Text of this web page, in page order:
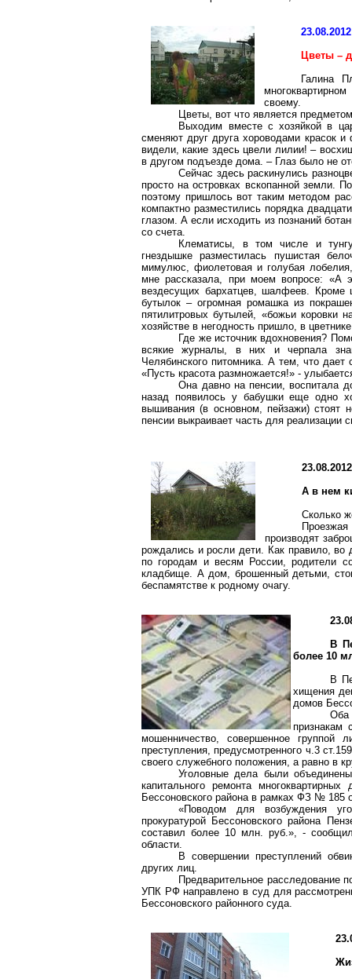
23.08.2012
Цветы –
Галина
своему.
Цветы, вот что является
Выходим вместе с хозяйкой в
сменяют друг друга хороводами красок
видели, какие здесь цвели лилии! –
в другом подъезде дома. – Глаз было не
Сейчас здесь раскинулись
просто на островках вскопанной земли.
поэтому пришлось вот таким методом
компактно разместились порядка
глазом. А если исходить из познаний
со счета.
Клематисы, в том числе и
гнездышке разместилась пушистая
мимулюс, фиолетовая и голубая
мне рассказала, при моем вопросе: «А
вездесущих бархатцев, шалфеев. Кроме
бутылок – огромная ромашка из
пятилитровых бутылей, «божьи коровки
хозяйстве в негодность пришло, в
Где же источник вдохновения?
всякие журналы, в них и черпала
Челябинского питомника. А тем, что дает
«Пусть красота размножается!» -
Она давно на пенсии, воспитала
назад появилось у бабушки еще одно
вышивания (в основном, пейзажи) стоят
пенсии выкраивает часть для реализации
23.08.2012
А в нем
Сколько
производят
рождались и росли дети. Как правило, во
по городам и весям России, родители
кладбище. А дом, брошенный детьми,
беспамятстве к родному очагу.
В
более 10
В
хищения
домов
признакам
мошенничество, совершенное
преступления, предусмотренного ч.3
своего служебного положения, а равно в
Уголовные дела были
капитального ремонта
Бессоновского района в рамках ФЗ № 185
«Поводом для возбуждения
прокуратурой Бессоновского района
составил более 10 млн. руб.», -
области.
В совершении преступлений
других лиц.
Предварительное расследование
УПК РФ направлено в суд для
Бессоновского районного суда.